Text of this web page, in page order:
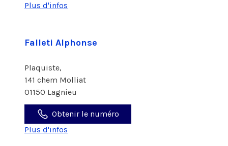
Plus d'infos
Falleti Alphonse
Plaquiste,
141 chem Molliat
01150 Lagnieu
Obtenir le numéro
Plus d'infos